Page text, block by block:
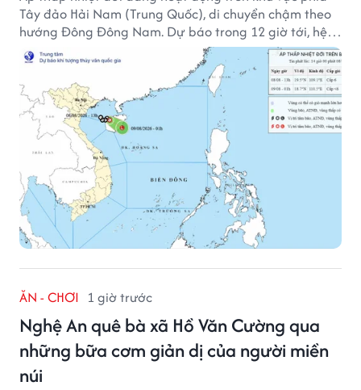
Tây đảo Hải Nam (Trung Quốc), di chuyển chậm theo
hướng Đông Đông Nam. Dự báo trong 12 giờ tới, hệ
thống này suy yếu dần thành vùng áp thấp.
ĂN - CHƠI 1 giờ trước
Nghệ An quê bà xã Hồ Văn Cường qua
những bữa cơm giản dị của người miền
núi